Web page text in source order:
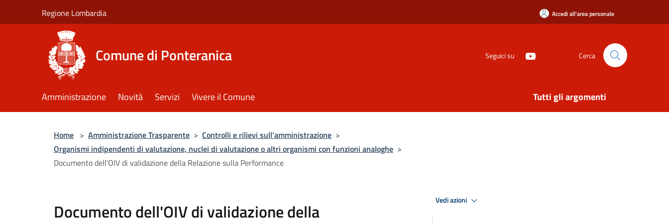
Regione Lombardia Accedi all'area personale
Comune di Ponteranica Seguici su Cerca
Amministrazione Novità Servizi Vivere il Comune Tutti gli argomenti
Home > Amministrazione Trasparente > Controlli e rilievi sull'amministrazione >
Organismi indipendenti di valutazione, nuclei di valutazione o altri organismi con funzioni analoghe >
Documento dell'OIV di validazione della Relazione sulla Performance
Documento dell'OIV di validazione della Vedi azioni